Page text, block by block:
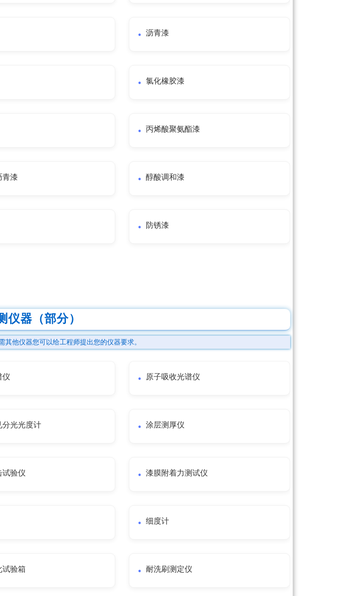
沥青漆
氯化橡胶漆
丙烯酸聚氨酯漆
青漆 醇酸调和漆
防锈漆
仪器（部分）
其他仪器您可以给工程师提出您的仪器要求。
仪 原子吸收光谱仪
分光光度计 涂层测厚仪
试验仪 漆膜附着力测试仪
细度计
试验箱 耐洗刷测定仪